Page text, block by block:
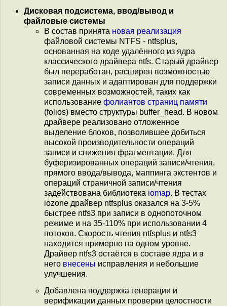
Дисковая подсистема, ввод/вывод и
файловые системы
В состав принята новая реализация
файловой системы NTFS - ntfsplus,
основанная на коде удалённого из ядра
классического драйвера ntfs. Старый драйвер
был переработан, расширен возможностью
записи данных и адаптирован для поддержки
современных возможностей, таких как
использование фолиантов страниц памяти
(folios) вместо структуры buffer_head. В новом
драйвере реализовано отложенное
выделение блоков, позволившее добиться
высокой производительности операций
записи и снижения фрагментации. Для
буферизированных операций записи/чтения,
прямого ввода/вывода, маппинга экстентов и
операций страничной записи/чтения
задействована библиотека iomap. В тестах
iozone драйвер ntfsplus оказался на 3-5%
быстрее ntfs3 при записи в однопоточном
режиме и на 35-110% при использовании 4
потоков. Скорость чтения ntfsplus и ntfs3
находится примерно на одном уровне.
Драйвер ntfs3 остаётся в составе ядра и в
него внесены исправления и небольшие
улучшения.
Добавлена поддержка генерации и
верификации данных проверки целостности